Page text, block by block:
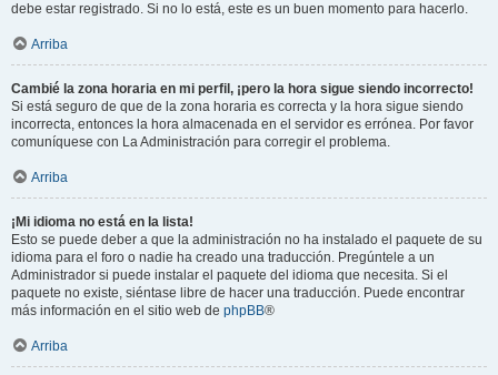
debe estar registrado. Si no lo está, este es un buen momento para hacerlo.
Arriba
Cambié la zona horaria en mi perfil, ¡pero la hora sigue siendo incorrecto!
Si está seguro de que de la zona horaria es correcta y la hora sigue siendo
incorrecta, entonces la hora almacenada en el servidor es errónea. Por favor
comuníquese con La Administración para corregir el problema.
Arriba
¡Mi idioma no está en la lista!
Esto se puede deber a que la administración no ha instalado el paquete de su
idioma para el foro o nadie ha creado una traducción. Pregúntele a un
Administrador si puede instalar el paquete del idioma que necesita. Si el
paquete no existe, siéntase libre de hacer una traducción. Puede encontrar
más información en el sitio web de phpBB®
Arriba